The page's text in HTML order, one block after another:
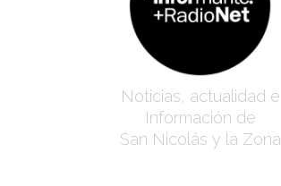
Noticias, actualidad e
Información de
San Nicolás y la Zona